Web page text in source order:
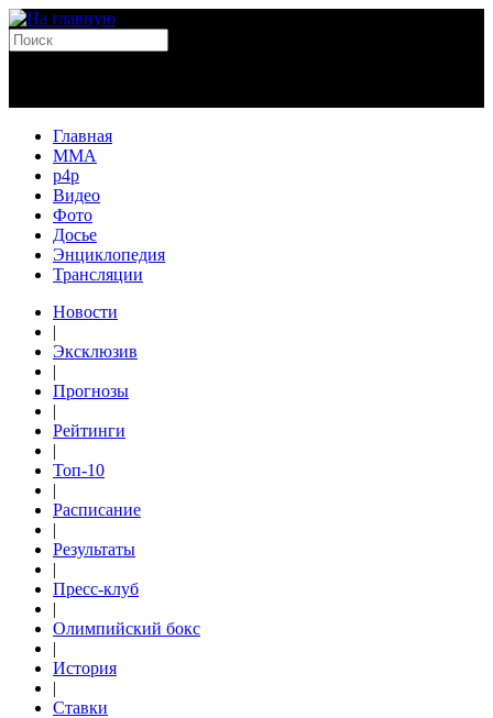
Главная
MMA
p4p
Видео
Фото
Досье
Энциклопедия
Трансляции
Новости
|
Эксклюзив
|
Прогнозы
|
Рейтинги
|
Топ-10
|
Расписание
|
Результаты
|
Пресс-клуб
|
Олимпийский бокс
|
История
|
Ставки